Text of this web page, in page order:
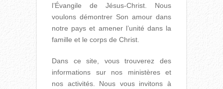
l’Évangile de Jésus-Christ. Nous
voulons démontrer Son amour dans
notre pays et amener l’unité dans la
famille et le corps de Christ.
Dans ce site, vous trouverez des
informations sur nos ministères et
nos activités. Nous vous invitons à